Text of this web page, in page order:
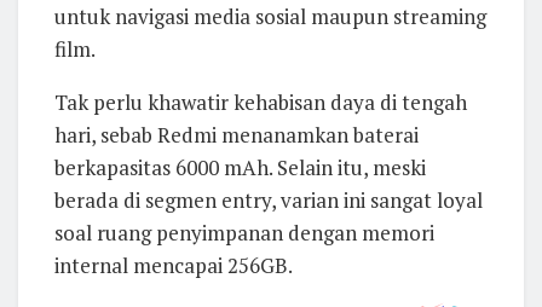
untuk navigasi media sosial maupun streaming
film.
Tak perlu khawatir kehabisan daya di tengah
hari, sebab Redmi menanamkan baterai
berkapasitas 6000 mAh. Selain itu, meski
berada di segmen entry, varian ini sangat loyal
soal ruang penyimpanan dengan memori
internal mencapai 256GB.